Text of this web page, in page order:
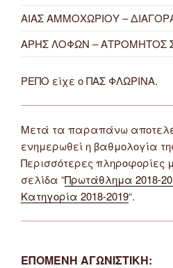
ΑΙΑΣ ΑΜΜΟΧΩΡΙΟΥ –
ΑΡΗΣ ΛΟΦΩΝ – ΑΤΡΟΜΗΤΟΣ
ΡΕΠΟ είχε ο ΠΑΣ ΦΛΩΡΙΝΑ.
Μετά τα παραπάνω
ενημερωθεί η βαθμολογία
Περισσότερες πληροφορίες
σελίδα “Πρωτάθλημα 2018-
Κατηγορία 2018-2019“.
ΕΠΟΜΕΝΗ ΑΓΩΝΙΣΤΙΚΗ: